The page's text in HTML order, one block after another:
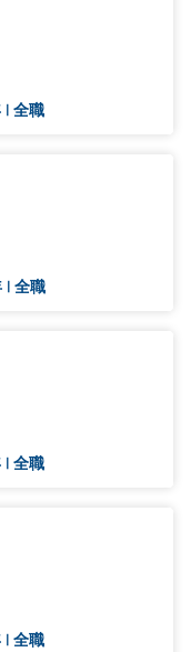
| 全職
| 全職
| 全職
| 全職